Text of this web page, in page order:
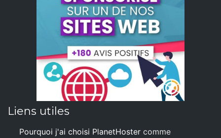
Liens utiles
Pourquoi j'ai choisi PlanetHoster comme